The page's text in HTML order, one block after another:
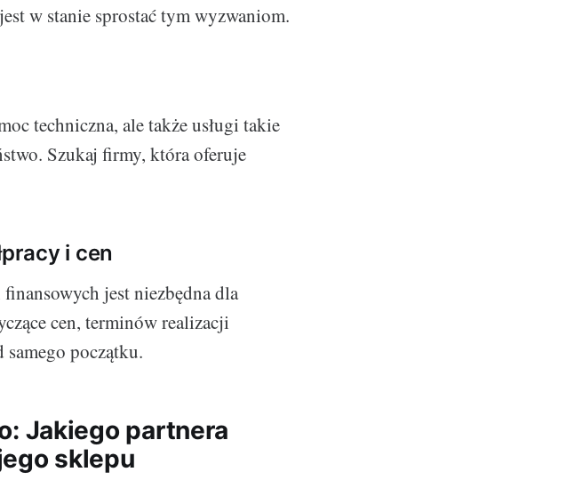
w stanie sprostać tym wyzwaniom.
techniczna, ale także usługi takie
Szukaj firmy, która oferuje
i cen
jest niezbędna dla
cen, terminów realizacji
początku.
Jakiego partnera
sklepu